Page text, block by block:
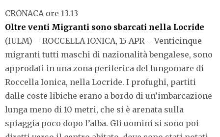
CRONACA ore 13.13
Oltre venti Migranti sono sbarcati nella Locride
(IULM) – ROCCELLA IONICA, 15 APR – Venticinque
migranti tutti maschi di nazionalità bengalese, sono
approdati in una zona periferica del lungomare di
Roccella Ionica, nella Locride. I profughi, partiti
dalle coste libiche erano a bordo di un’imbarcazione
lunga meno di 10 metri, che si è arenata sulla
spiaggia poco dopo l’alba. Gli uomini si sono poi